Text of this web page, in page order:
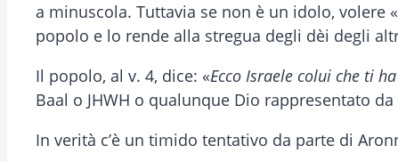
a minuscola. Tuttavia se non è un idolo, volere «
popolo e lo rende alla stregua degli dèi degli
Il popolo, al v. 4, dice: «Ecco Israele colui che ti
Baal o JHWH o qualunque Dio rappresentato
In verità c’è un timido tentativo da parte di